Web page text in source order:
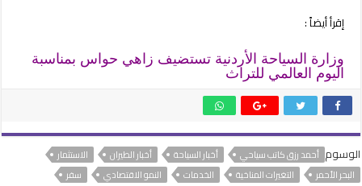
إقرأ أيضاً :
وزارة السياحة الأردنية تستضيف زاهي حواس بمناسبة
اليوم العالمي للتراث
الوسوم أحمد رزق كاتب سياحي أخبار السياحة أخبار الطيران
الاستثمار
البحر الأحمر
التغيرات المناخية الخدمات النمو الاقتصادي
سفر